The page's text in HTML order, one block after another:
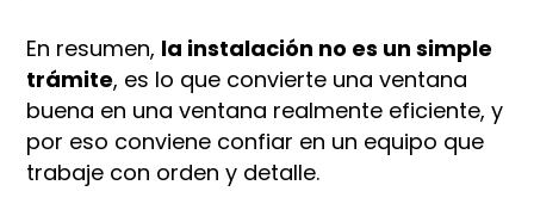
En resumen, la instalación no es un simple
trámite, es lo que convierte una ventana
buena en una ventana realmente eficiente, y
por eso conviene confiar en un equipo que
trabaje con orden y detalle.​​